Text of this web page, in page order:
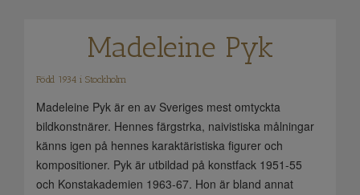
Madeleine Pyk
Född 1934 i Stockholm
Madeleine Pyk är en av Sveriges mest omtyckta
bildkonstnärer. Hennes färgstrka, naivistiska målningar
känns igen på hennes karaktäristiska figurer och
kompositioner. Pyk är utbildad på konstfack 1951-55
och Konstakademien 1963-67. Hon är bland annat